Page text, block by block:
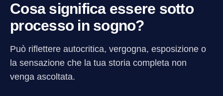
Cosa significa essere sotto
processo in sogno?
Può riflettere autocritica, vergogna, esposizione o
la sensazione che la tua storia completa non
venga ascoltata.